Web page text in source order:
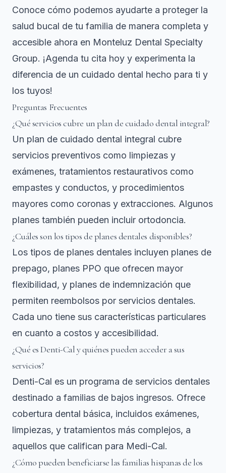
Conoce cómo podemos ayudarte a proteger la
salud bucal de tu familia de manera completa y
accesible ahora en Monteluz Dental Specialty
Group. ¡Agenda tu cita hoy y experimenta la
diferencia de un cuidado dental hecho para ti y
los tuyos!
Preguntas Frecuentes
¿Qué servicios cubre un plan de cuidado dental integral?
Un plan de cuidado dental integral cubre
servicios preventivos como limpiezas y
exámenes, tratamientos restaurativos como
empastes y conductos, y procedimientos
mayores como coronas y extracciones. Algunos
planes también pueden incluir ortodoncia.
¿Cuáles son los tipos de planes dentales disponibles?
Los tipos de planes dentales incluyen planes de
prepago, planes PPO que ofrecen mayor
flexibilidad, y planes de indemnización que
permiten reembolsos por servicios dentales.
Cada uno tiene sus características particulares
en cuanto a costos y accesibilidad.
¿Qué es Denti-Cal y quiénes pueden acceder a sus
servicios?
Denti-Cal es un programa de servicios dentales
destinado a familias de bajos ingresos. Ofrece
cobertura dental básica, incluidos exámenes,
limpiezas, y tratamientos más complejos, a
aquellos que califican para Medi-Cal.
¿Cómo pueden beneficiarse las familias hispanas de los